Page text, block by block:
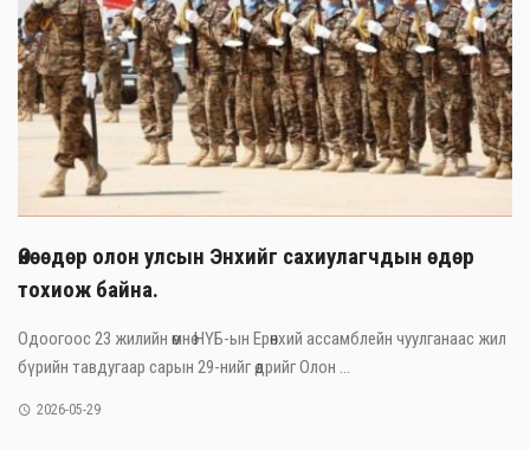
Өнөөдөр олон улсын Энхийг сахиулагчдын өдөр
тохиож байна.
Одоогоос 23 жилийн өмнө НҮБ-ын Ерөнхий ассамблейн чуулганаас жил
бүрийн тавдугаар сарын 29-нийг өдрийг Олон ...
2026-05-29